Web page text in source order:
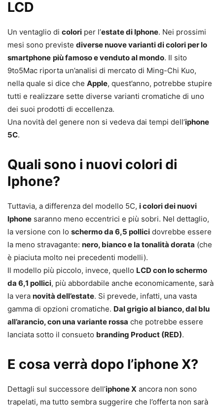
LCD
Un ventaglio di colori per l’estate di Iphone. Nei prossimi
mesi sono previste diverse nuove varianti di colori per lo
smartphone più famoso e venduto al mondo. Il sito
9to5Mac riporta un’analisi di mercato di Ming-Chi Kuo,
nella quale si dice che Apple, quest’anno, potrebbe stupire
tutti e realizzare sette diverse varianti cromatiche di uno
dei suoi prodotti di eccellenza.
Una novità del genere non si vedeva dai tempi dell’iphone
5C.
Quali sono i nuovi colori di
Iphone?
Tuttavia, a differenza del modello 5C, i colori dei nuovi
Iphone saranno meno eccentrici e più sobri. Nel dettaglio,
la versione con lo schermo da 6,5 pollici dovrebbe essere
la meno stravagante: nero, bianco e la tonalità dorata (che
è piaciuta molto nei precedenti modelli).
Il modello più piccolo, invece, quello LCD con lo schermo
da 6,1 pollici, più abbordabile anche economicamente, sarà
la vera novità dell’estate. Si prevede, infatti, una vasta
gamma di opzioni cromatiche. Dal grigio al bianco, dal blu
all’arancio, con una variante rossa che potrebbe essere
lanciata sotto il consueto branding Product (RED).
E cosa verrà dopo l’iphone X?
Dettagli sul successore dell’iphone X ancora non sono
trapelati, ma tutto sembra suggerire che l’offerta non sarà